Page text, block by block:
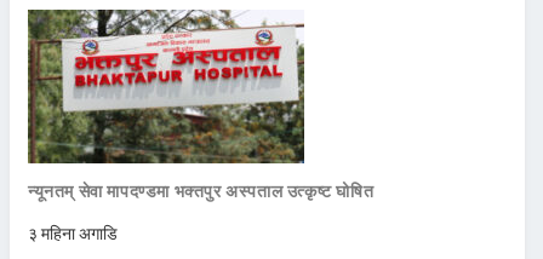
न्यूनतम् सेवा मापदण्डमा भक्तपुर अस्पताल उत्कृष्ट घोषित
३ महिना अगाडि